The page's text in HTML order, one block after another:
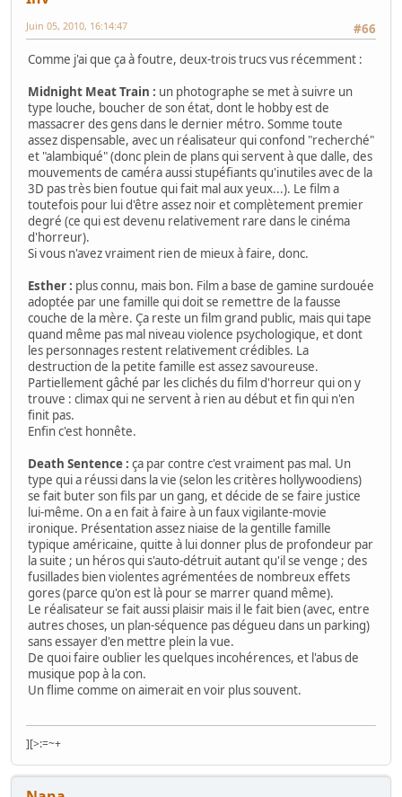
#66
Juin 05, 2010, 16:14:47
Comme j'ai que ça à foutre, deux-trois trucs vus récemment :
Midnight Meat Train : un photographe se met à suivre un
type louche, boucher de son état, dont le hobby est de
massacrer des gens dans le dernier métro. Somme toute
assez dispensable, avec un réalisateur qui confond "recherché"
et "alambiqué" (donc plein de plans qui servent à que dalle, des
mouvements de caméra aussi stupéfiants qu'inutiles avec de la
3D pas très bien foutue qui fait mal aux yeux...). Le film a
toutefois pour lui d'être assez noir et complètement premier
degré (ce qui est devenu relativement rare dans le cinéma
d'horreur).
Si vous n'avez vraiment rien de mieux à faire, donc.
Esther : plus connu, mais bon. Film a base de gamine surdouée
adoptée par une famille qui doit se remettre de la fausse
couche de la mère. Ça reste un film grand public, mais qui tape
quand même pas mal niveau violence psychologique, et dont
les personnages restent relativement crédibles. La
destruction de la petite famille est assez savoureuse.
Partiellement gâché par les clichés du film d'horreur qui on y
trouve : climax qui ne servent à rien au début et fin qui n'en
finit pas.
Enfin c'est honnête.
Death Sentence : ça par contre c'est vraiment pas mal. Un
type qui a réussi dans la vie (selon les critères hollywoodiens)
se fait buter son fils par un gang, et décide de se faire justice
lui-même. On a en fait à faire à un faux vigilante-movie
ironique. Présentation assez niaise de la gentille famille
typique américaine, quitte à lui donner plus de profondeur par
la suite ; un héros qui s'auto-détruit autant qu'il se venge ; des
fusillades bien violentes agrémentées de nombreux effets
gores (parce qu'on est là pour se marrer quand même).
Le réalisateur se fait aussi plaisir mais il le fait bien (avec, entre
autres choses, un plan-séquence pas dégueu dans un parking)
sans essayer d'en mettre plein la vue.
De quoi faire oublier les quelques incohérences, et l'abus de
musique pop à la con.
Un flime comme on aimerait en voir plus souvent.
][>:=~+